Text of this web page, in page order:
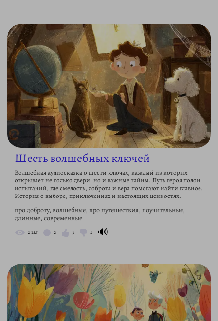
Шесть волшебных ключей
Волшебная аудиосказка о шести ключах, каждый из которых
открывает не только двери, но и важные тайны. Путь героя полон
испытаний, где смелость, доброта и вера помогают найти главное.
История о выборе, приключениях и настоящих ценностях.
про доброту, волшебные, про путешествия, поучительные,
длинные, современные
2 127 0 3 2 🔊